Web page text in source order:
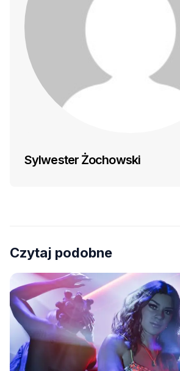
Sylwester Żochowski
Czytaj podobne